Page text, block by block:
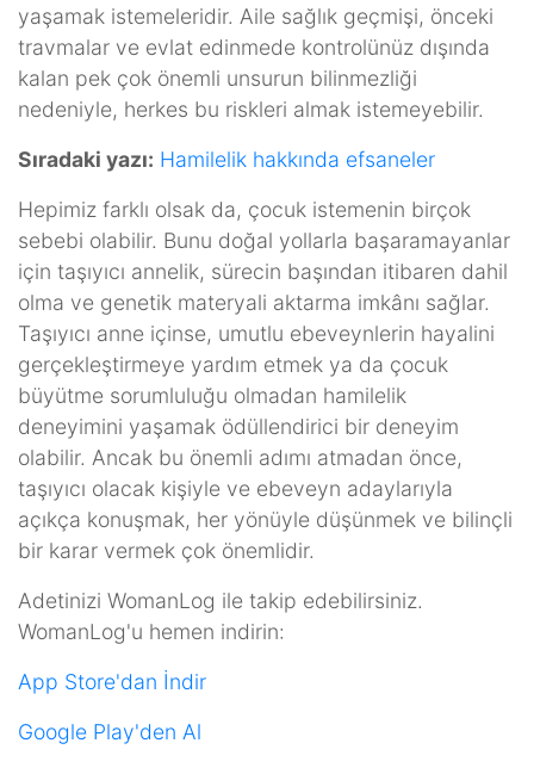
yaşamak istemeleridir. Aile sağlık geçmişi, önceki
travmalar ve evlat edinmede kontrolünüz dışında
kalan pek çok önemli unsurun bilinmezliği
nedeniyle, herkes bu riskleri almak istemeyebilir.
Sıradaki yazı: Hamilelik hakkında efsaneler
Hepimiz farklı olsak da, çocuk istemenin birçok
sebebi olabilir. Bunu doğal yollarla başaramayanlar
için taşıyıcı annelik, sürecin başından itibaren dahil
olma ve genetik materyali aktarma imkânı sağlar.
Taşıyıcı anne içinse, umutlu ebeveynlerin hayalini
gerçekleştirmeye yardım etmek ya da çocuk
büyütme sorumluluğu olmadan hamilelik
deneyimini yaşamak ödüllendirici bir deneyim
olabilir. Ancak bu önemli adımı atmadan önce,
taşıyıcı olacak kişiyle ve ebeveyn adaylarıyla
açıkça konuşmak, her yönüyle düşünmek ve bilinçli
bir karar vermek çok önemlidir.
Adetinizi WomanLog ile takip edebilirsiniz.
WomanLog'u hemen indirin:
App Store'dan İndir
Google Play'den Al